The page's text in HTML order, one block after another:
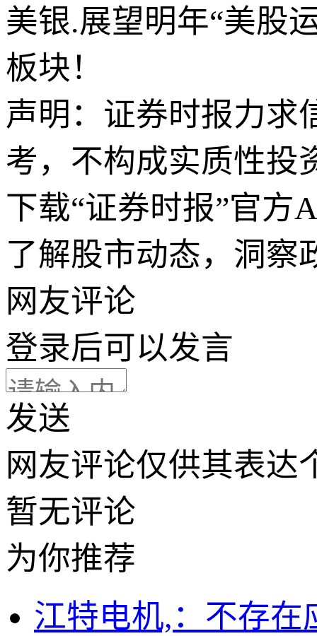
美银.展望明年“美股
板块！
声明：证券时报力求
考，不构成实质性投
下载“证券时报”官方
了解股市动态，洞察
网友评论
登录后可以发言
发送
网友评论仅供其表达
暂无评论
为你推荐
江特电机,：不存